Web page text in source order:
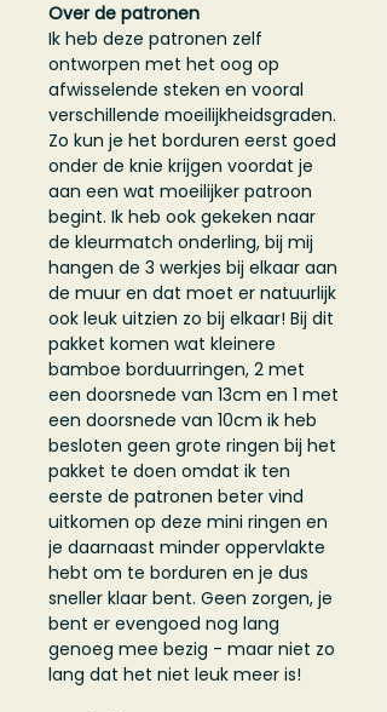
Over de patronen
Ik heb deze patronen zelf
ontworpen met het oog op
afwisselende steken en vooral
verschillende moeilijkheidsgraden.
Zo kun je het borduren eerst goed
onder de knie krijgen voordat je
aan een wat moeilijker patroon
begint. Ik heb ook gekeken naar
de kleurmatch onderling, bij mij
hangen de 3 werkjes bij elkaar aan
de muur en dat moet er natuurlijk
ook leuk uitzien zo bij elkaar! Bij dit
pakket komen wat kleinere
bamboe borduurringen, 2 met
een doorsnede van 13cm en 1 met
een doorsnede van 10cm ik heb
besloten geen grote ringen bij het
pakket te doen omdat ik ten
eerste de patronen beter vind
uitkomen op deze mini ringen en
je daarnaast minder oppervlakte
hebt om te borduren en je dus
sneller klaar bent. Geen zorgen, je
bent er evengoed nog lang
genoeg mee bezig - maar niet zo
lang dat het niet leuk meer is!